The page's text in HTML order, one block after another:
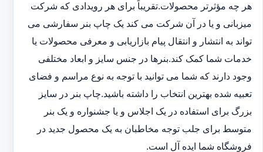
هر چه مؤثرتر محصولات.تقریباً برای هر رویدادی که شرکت
میزبانی و یا در آن شرکت می کند یک چاپ بنر سفارشی می
تواند به انتشار و انتقال پیام بازاریابی و معرفی محصولات یا
خدمات شما کمک کند.بنرها در جنس سایز و ابعاد مختلفی
وجود دارند که شما می توانید با توجه به نوع مراسم و فضای
تعبیه شده بهترین انتخاب را داشته باشید.چاپ بنر در سایز
بزرگ برای استفاده در یک اجلاس و یا جشنواره و یک بنر
متوسط برای جلب توجه مخاطبان به یک محصول جدید در
فروشگاه شما ایده آل است.